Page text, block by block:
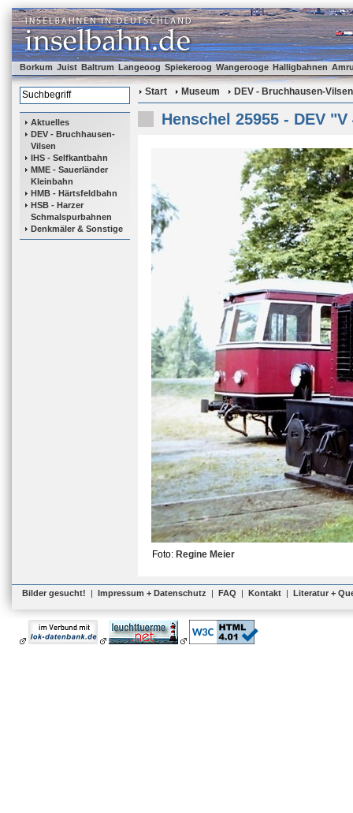
Borkum Juist Baltrum Langeoog Spiekeroog Wangerooge Halligbahnen
Aktuelles
DEV - Bruchhausen-
Vilsen
IHS - Selfkantbahn
MME - Sauerländer
Kleinbahn
HMB - Härtsfeldbahn
HSB - Harzer
Schmalspurbahnen
Denkmäler & Sonstige
Start Museum DEV - Bruchhausen-Vilsen
Henschel 25955 - DEV "V
Foto: Regine Meier
Bilder gesucht! | Impressum + Datenschutz | FAQ | Kontakt | Literatur +